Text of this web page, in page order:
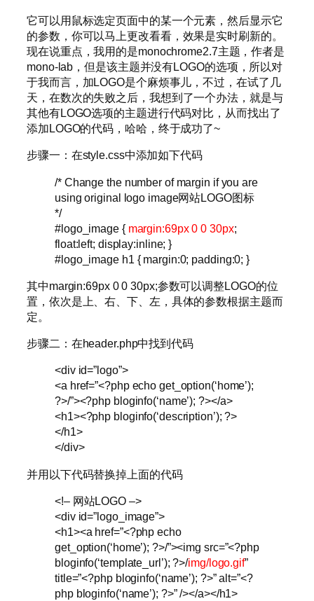
它可以用鼠标选定页面中的某一个元素，然后显示它
的参数，你可以马上更改看看，效果是实时刷新的。
现在说重点，我用的是monochrome2.7主题，作者是
mono-lab，但是该主题并没有LOGO的选项，所以对
于我而言，加LOGO是个麻烦事儿，不过，在试了几
天，在数次的失败之后，我想到了一个办法，就是与
其他有LOGO选项的主题进行代码对比，从而找出了
添加LOGO的代码，哈哈，终于成功了~
步骤一：在style.css中添加如下代码
/* Change the number of margin if you are
using original logo image网站LOGO图标
*/
#logo_image { margin:69px 0 0 30px;
float:left; display:inline; }
#logo_image h1 { margin:0; padding:0; }
其中margin:69px 0 0 30px;参数可以调整LOGO的位
置，依次是上、右、下、左，具体的参数根据主题而
定。
步骤二：在header.php中找到代码
<div id=”logo”>
<a href=”<?php echo get_option(‘home’);
?>/”><?php bloginfo(‘name’); ?></a>
<h1><?php bloginfo(‘description’); ?>
</h1>
</div>
并用以下代码替换掉上面的代码
<!– 网站LOGO –>
<div id=”logo_image”>
<h1><a href=”<?php echo
get_option(‘home’); ?>/”><img src=”<?php
bloginfo(‘template_url’); ?>/img/logo.gif”
title=”<?php bloginfo(‘name’); ?>” alt=”<?
php bloginfo(‘name’); ?>” /></a></h1>